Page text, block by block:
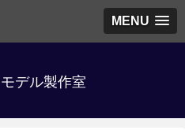
MENU
デル製作室